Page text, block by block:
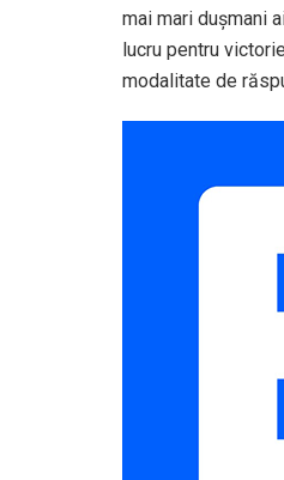
mai mari dușmani
lucru pentru
modalitate de